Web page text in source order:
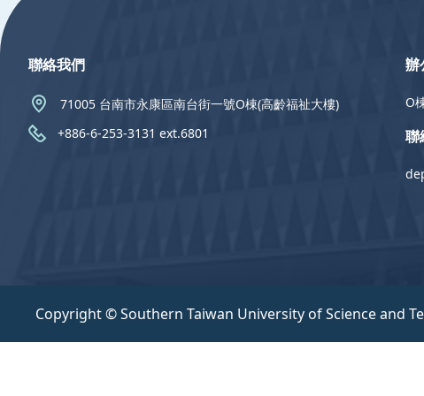
聯絡我們
71005 台南市永康區南台街一號O棟(高齡福祉大樓)
+886-6-253-3131 ext.6801
辦
O
聯
Copyright © Southern Taiwan University of Science and